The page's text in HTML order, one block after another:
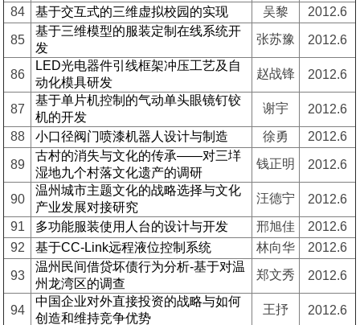
84 基于交互式的三维虚拟校园的实现 吴黎 2012.6
85
基于三维模型的服装定制在线系统开
发
张苏豫 2012.6
86
LED光电器件引线框架冲压工艺及自
动化模具研发
赵战锋 2012.6
87
基于单片机控制的气动单头眼镜钉铰
机的开发
谢宇
2012.6
88
小口径阀门喷漆机器人设计与制造 徐勇 2012.6
89
古村的消失与文化的传承——对三垟
湿地九个村落文化遗产的调研
钱正明 2012.6
90
温州城市主题文化的战略选择与文化
产业发展对接研究
汪德宁
2012.6
91
多功能服装使用人台的设计与开发 邢旭佳
2012.6
92
基于CC-Link远程液位控制系统 林向华 2012.6
93
温州民间借贷坏债行为分析-基于对温
州龙湾区的调查
郑文秀 2012.6
94
中国企业对外直接投资的战略与如何
创造和维持竞争优势
王抒 2012.6